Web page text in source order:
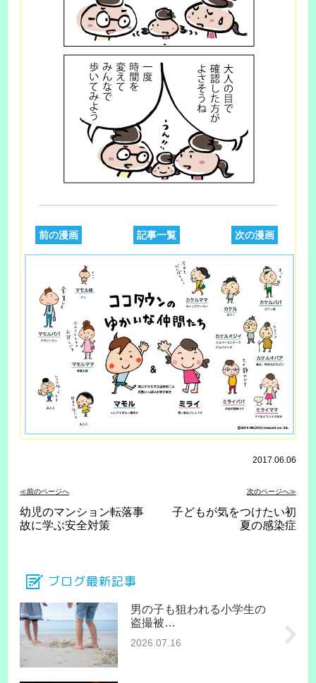
前の漫画 記事一覧 次の漫画
2017.06.06
≪前のページへ 次のページへ≫
幼児のマンション転落事
故に学ぶ安全対策
子どもが気をつけたい初
夏の感染症
ブログ最新記事
男の子も狙われる小学生の
盗撮被…
2026.07.16